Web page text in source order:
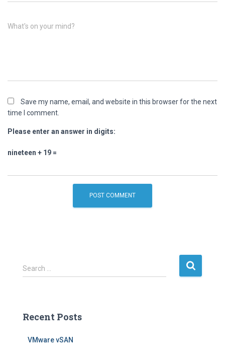
What's on your mind?
Save my name, email, and website in this browser for the next
time I comment.
Please enter an answer in digits:
nineteen + 19 =
S
e
h
Search …
Recent Posts
VMware vSAN